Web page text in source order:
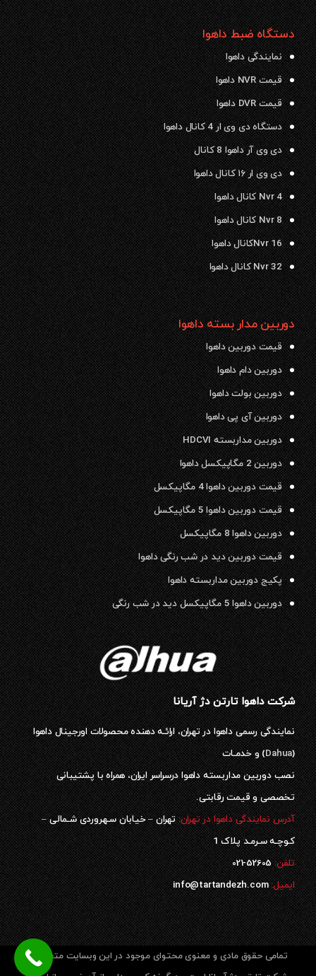
دستگاه ضبط داهوا
نمایندگی داهوا
قیمت NVR داهوا
قیمت DVR داهوا
دستگاه دی وی ار 4 کانال داهوا
دی وی آر داهوا 8 کانال
دی وی ار ۱۶ کانال داهوا
Nvr 4 کانال داهوا
Nvr 8 کانال داهوا
Nvr 16کانال داهوا
Nvr 32 کانال داهوا
دوربین مدار بسته داهوا
قیمت دوربین داهوا
دوربین دام داهوا
دوربین بولت داهوا
دوربین آی پی داهوا
دوربین مداربسته HDCVI
دوربین 2 مگاپیکسل داهوا
قیمت دوربین داهوا 4 مگاپیکسل
قیمت دوربین داهوا 5 مگاپیکسل
دوربین داهوا 8 مگاپیکسل
قیمت دوربین دید در شب رنگی داهوا
پکیج دوربین مداربسته داهوا
دوربین داهوا 5 مگاپیکسل دید در شب رنگی
شرکت داهوا تارتن دژ آریانا
نمایندگی رسمی داهوا در تهران، ارائـه دهنده محصولات اورجینال داهوا
(
Dahua) و خدمـات
نصب دوربین مداربسته داهوا درسراسر ایران، همراه با پشتیبانی
تخصصی و قیمت رقابتی.
آدرس نمایندگی داهوا در تهران:تهران – خیابان سـهروردی شـمالی –
کـوچـه سـرمـد پلاک 1
تلفن:52605-021
ایمیل:info@tartandezh.com
تمامی حقوق مادی و معنوی محتوای موجود در این وبسایت متعلق به